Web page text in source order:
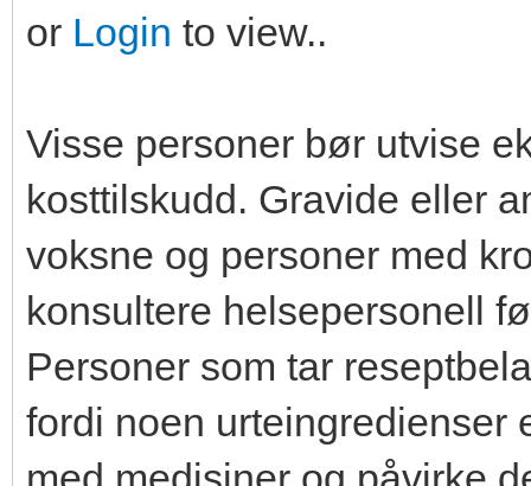
or Login to view..
Visse personer bør utvise
kosttilskudd. Gravide eller
voksne og personer med
konsultere helsepersonell
Personer som tar
fordi noen